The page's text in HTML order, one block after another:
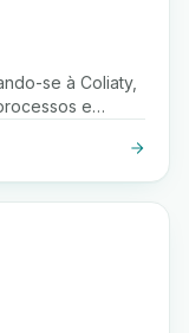
se à Coliaty,
e